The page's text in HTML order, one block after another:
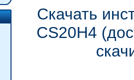
Скачать
CS20H4